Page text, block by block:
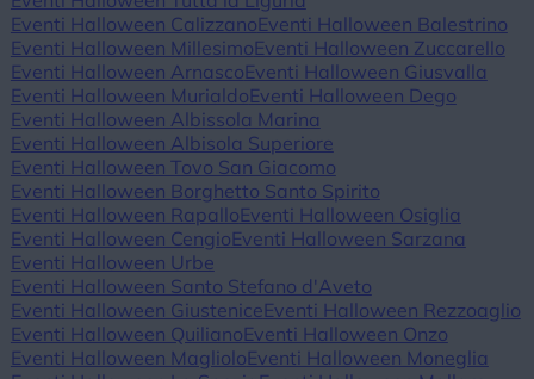
Eventi Halloween CalizzanoEventi Halloween Balestrino
Eventi Halloween MillesimoEventi Halloween Zuccarello
Eventi Halloween ArnascoEventi Halloween Giusvalla
Eventi Halloween MurialdoEventi Halloween Dego
Eventi Halloween Albissola Marina
Eventi Halloween Albisola Superiore
Eventi Halloween Tovo San Giacomo
Eventi Halloween Borghetto Santo Spirito
Eventi Halloween RapalloEventi Halloween Osiglia
Eventi Halloween CengioEventi Halloween Sarzana
Eventi Halloween Urbe
Eventi Halloween Santo Stefano d'Aveto
Eventi Halloween GiusteniceEventi Halloween Rezzoaglio
Eventi Halloween QuilianoEventi Halloween Onzo
Eventi Halloween MaglioloEventi Halloween Moneglia